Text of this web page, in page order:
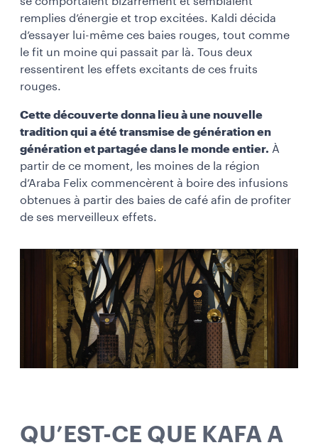
remplies d’énergie et trop excitées. Kaldi décida
d’essayer lui-même ces baies rouges, tout comme
le fit un moine qui passait par là. Tous deux
ressentirent les effets excitants de ces fruits
rouges.
Cette découverte donna lieu à une nouvelle
tradition qui a été transmise de génération en
génération et partagée dans le monde entier. À
partir de ce moment, les moines de la région
d’Araba Felix commencèrent à boire des infusions
obtenues à partir des baies de café afin de profiter
de ses merveilleux effets.
QU’EST-CE QUE KAFA A